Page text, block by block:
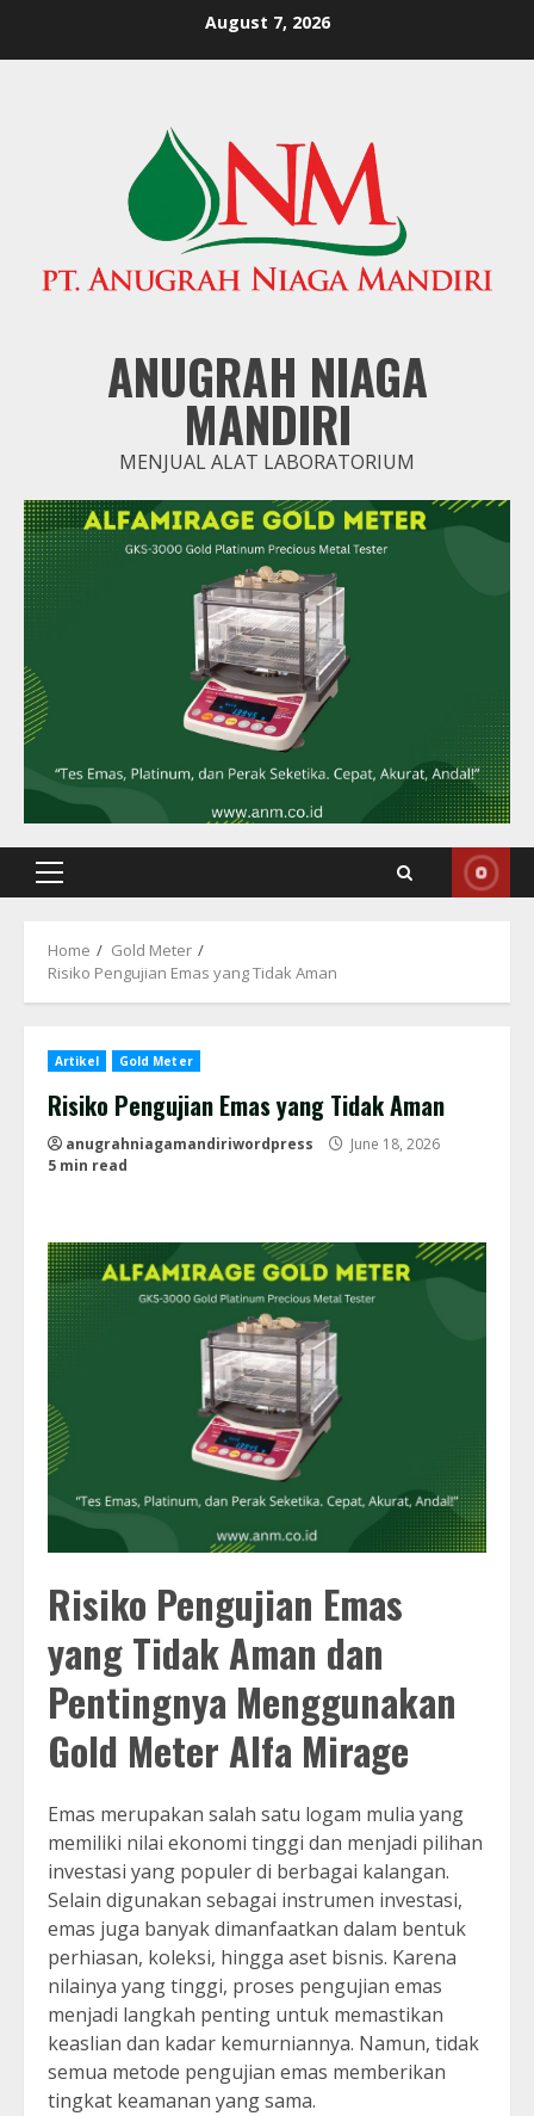
August 7, 2026
ANUGRAH NIAGA
MANDIRI
MENJUAL ALAT LABORATORIUM
Primary
Home
Gold Meter
Risiko Pengujian Emas yang Tidak Aman
Artikel Gold Meter
Risiko Pengujian Emas yang Tidak Aman
anugrahniagamandiriwordpress
June 18, 2026
5 min read
Risiko Pengujian Emas
yang Tidak Aman dan
Pentingnya Menggunakan
Gold Meter Alfa Mirage
Emas merupakan salah satu logam mulia yang
memiliki nilai ekonomi tinggi dan menjadi pilihan
investasi yang populer di berbagai kalangan.
Selain digunakan sebagai instrumen investasi,
emas juga banyak dimanfaatkan dalam bentuk
perhiasan, koleksi, hingga aset bisnis. Karena
nilainya yang tinggi, proses pengujian emas
menjadi langkah penting untuk memastikan
keaslian dan kadar kemurniannya. Namun, tidak
semua metode pengujian emas memberikan
tingkat keamanan yang sama.